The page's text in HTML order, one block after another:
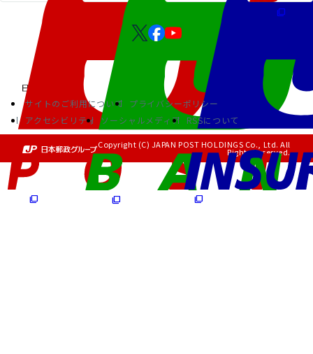
サイトのご利用について
プライバシーポリシー
アクセシビリティ
ソーシャルメディア RSSについて
Copyright (C) JAPAN POST HOLDINGS Co., Ltd. All
Rights Reserved.